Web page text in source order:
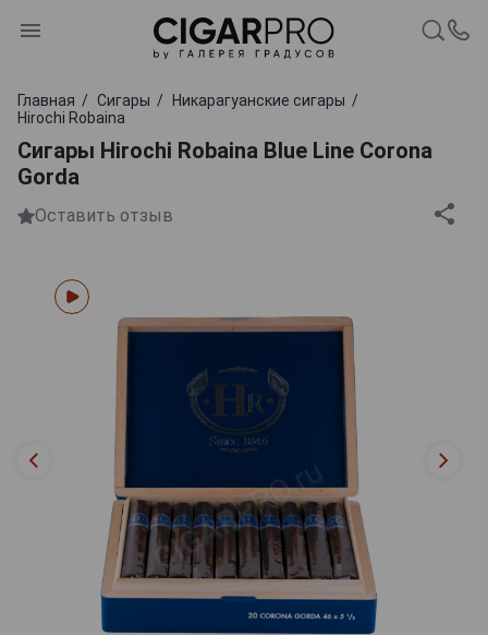
Главная Сигары
Никарагуанские сигары
Hirochi Robaina
Сигары Hirochi Robaina Blue Line Corona
Gorda
Оставить отзыв